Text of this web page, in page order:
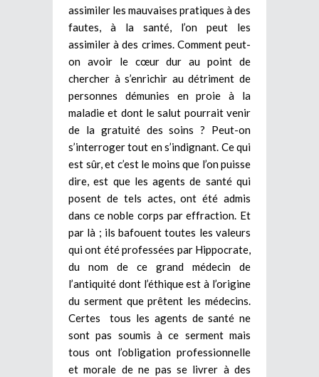
assimiler les mauvaises pratiques à des
fautes, à la santé, l’on peut les
assimiler à des crimes. Comment peut-
on avoir le cœur dur au point de
chercher à s’enrichir au détriment de
personnes démunies en proie à la
maladie et dont le salut pourrait venir
de la gratuité des soins ? Peut-on
s’interroger tout en s’indignant. Ce qui
est sûr, et c’est le moins que l’on puisse
dire, est que les agents de santé qui
posent de tels actes, ont été admis
dans ce noble corps par effraction. Et
par là ; ils bafouent toutes les valeurs
qui ont été professées par Hippocrate,
du nom de ce grand médecin de
l’antiquité dont l’éthique est à l’origine
du serment que prêtent les médecins.
Certes tous les agents de santé ne
sont pas soumis à ce serment mais
tous ont l’obligation professionnelle
et morale de ne pas se livrer à des